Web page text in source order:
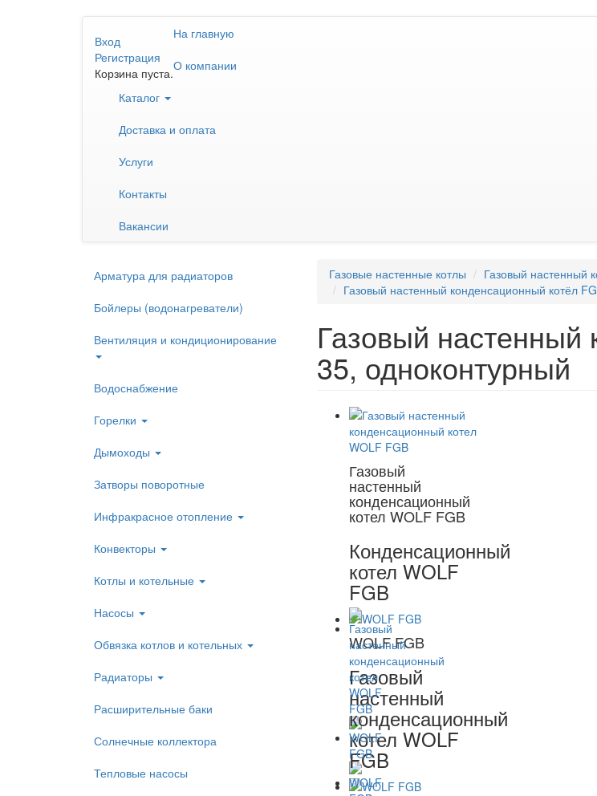
Вход
Регистрация
Корзина пуста.
На главную
О компании
Каталог
Доставка и оплата
Услуги
Контакты
Вакансии
Арматура для радиаторов
Бойлеры (водонагреватели)
Вентиляция и кондиционирование
Водоснабжение
Горелки
Дымоходы
Затворы поворотные
Инфракрасное отопление
Конвекторы
Котлы и котельные
Насосы
Обвязка котлов и котельных
Радиаторы
Расширительные баки
Солнечные коллектора
Тепловые насосы
Газовые настенные котлы
Газовый настенный
Газовый настенный конденсационный котёл
Газовый настенный
35, одноконтурный
Газовый
настенный
конденсационный
котел WOLF FGB
Конденсационный
котел WOLF
FGB
WOLF FGB
Газовый
настенный
конденсационный
котел WOLF
FGB